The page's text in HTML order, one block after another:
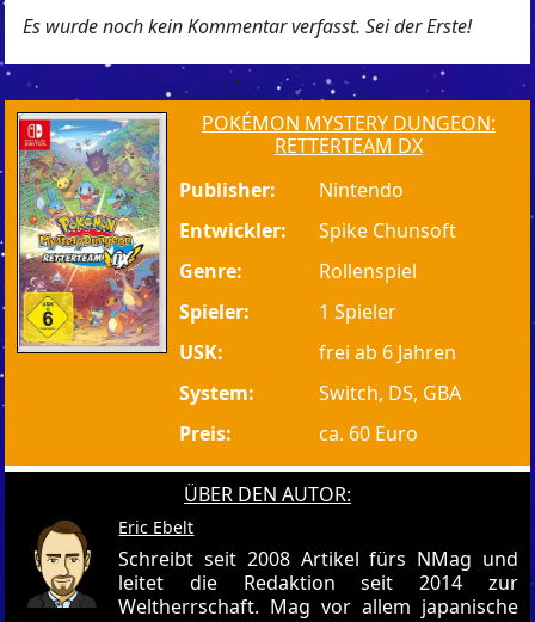
Es wurde noch kein Kommentar verfasst. Sei der Erste!
POKÉMON MYSTERY DUNGEON:
RETTERTEAM DX
Publisher:
Nintendo
Entwickler:
Spike Chunsoft
Genre:
Rollenspiel
Spieler:
1 Spieler
USK:
frei ab 6 Jahren
System:
Switch, DS, GBA
Preis:
ca. 60 Euro
ÜBER DEN AUTOR:
Eric Ebelt
Schreibt seit 2008 Artikel fürs NMag und
leitet die Redaktion seit 2014 zur
Weltherrschaft. Mag vor allem japanische